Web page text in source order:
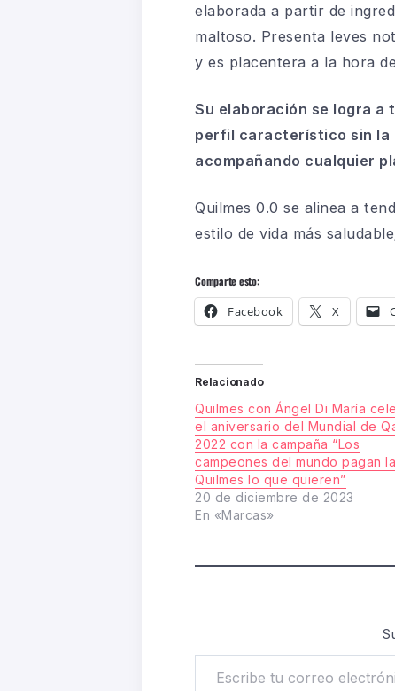
elaborada a partir de
maltoso. Presenta leves
y es placentera a la hora
Su elaboración se logra
perfil característico sin la
acompañando cualquier
Quilmes 0.0 se alinea a
estilo de vida más
Comparte esto:
Facebook X
Relacionado
Quilmes con Ángel Di María
el aniversario del Mundial de
2022 con la campaña “Los
campeones del mundo pagan la
Quilmes lo que quieren”
20 de diciembre de 2023
En «Marcas»